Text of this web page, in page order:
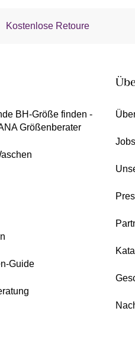
Kostenlose Retoure
BH-Größe finden -
Größenberater
Guide
Jobs